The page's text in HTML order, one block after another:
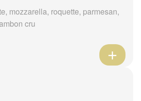
mozzarella, roquette, parmesan,
cru